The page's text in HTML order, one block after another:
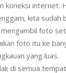
koneksi internet.
kita sudah
foto
foto itu ke
yang luas.
di semua